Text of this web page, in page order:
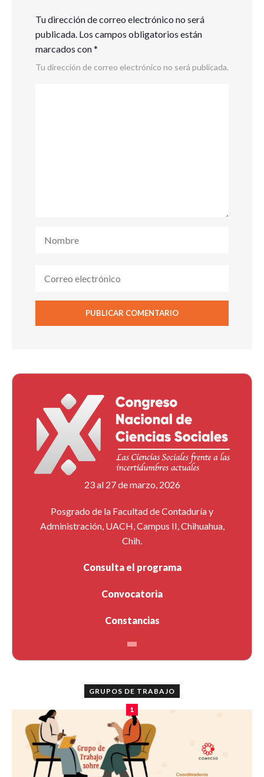
Tu dirección de correo electrónico no será
publicada. Los campos obligatorios están
marcados con*
Tu dirección de correo electrónico no será publicada.
23 al 27 de marzo, 2026
Posgrado de la Facultad de Contaduría y
Administración, UACH, Campus II, Chihuahua,
Chih.
Consulta el programa
Convocatoria
Constancias
GRUPOS DE TRABAJO
1